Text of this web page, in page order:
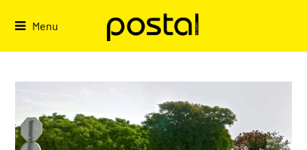
Menu